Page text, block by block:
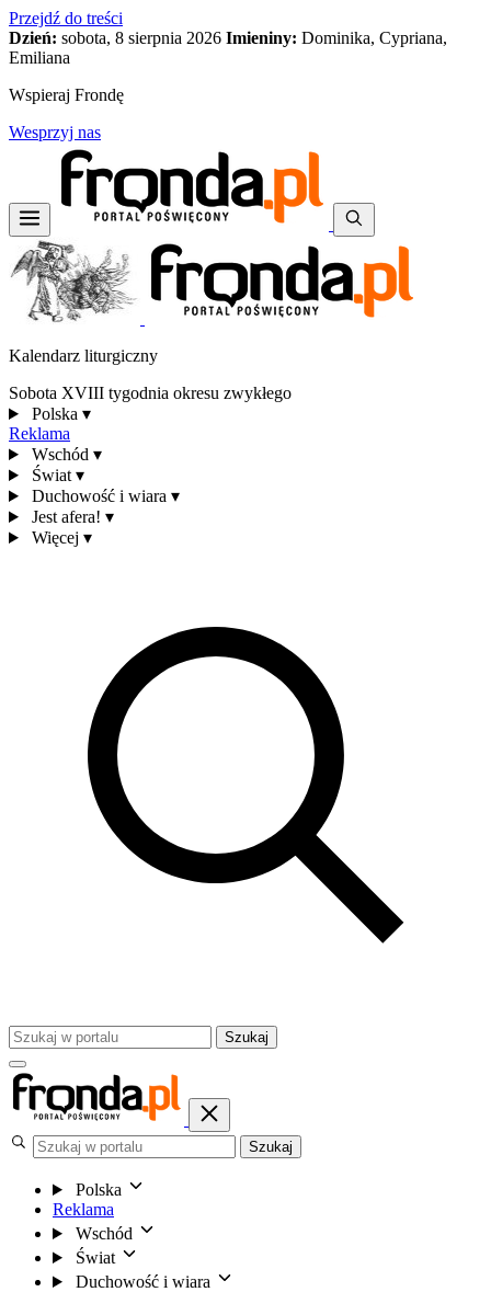
Przejdź do treści
Dzień: sobota, 8 sierpnia 2026 Imieniny: Dominika, Cypriana,
Emiliana
Wspieraj Frondę
Wesprzyj nas
Kalendarz liturgiczny
Sobota XVIII tygodnia okresu zwykłego
Polska ▾
Reklama
Wschód ▾
Świat ▾
Duchowość i wiara ▾
Jest afera! ▾
Więcej ▾
Szukaj
Szukaj
Polska
Reklama
Wschód
Świat
Duchowość i wiara